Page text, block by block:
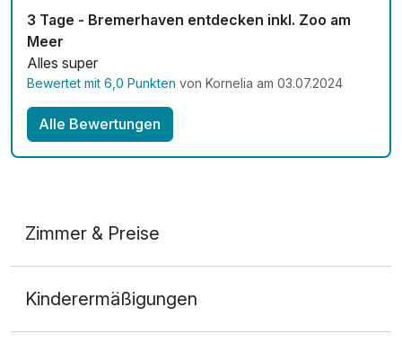
3 Tage - Bremerhaven entdecken inkl. Zoo am
Meer
Alles super
Bewertet mit 6,0 Punkten von Kornelia am 03.07.2024
Alle Bewertungen
Zimmer & Preise
2 Erwachsene und 1 Kind
Kinderermäßigungen